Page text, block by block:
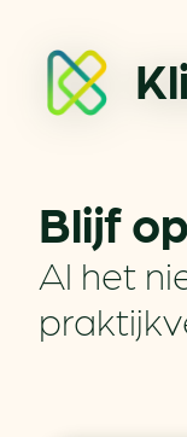
Blijf
Al het